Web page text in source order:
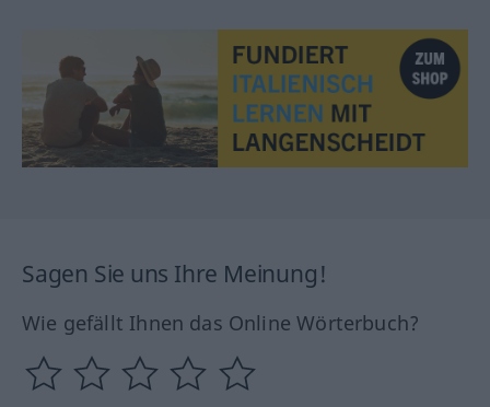
Sagen Sie uns Ihre Meinung!
Wie gefällt Ihnen das Online Wörterbuch?